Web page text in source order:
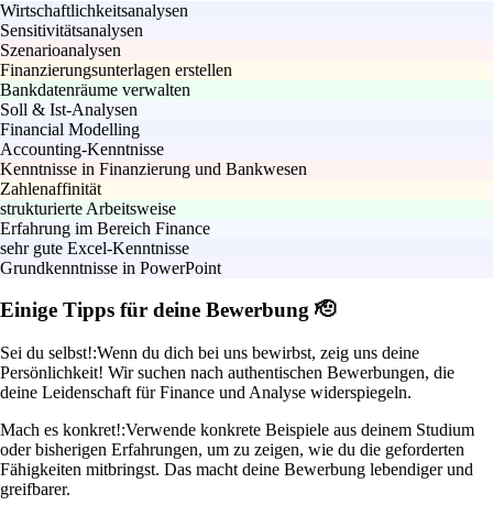
Wirtschaftlichkeitsanalysen
Sensitivitätsanalysen
Szenarioanalysen
Finanzierungsunterlagen erstellen
Bankdatenräume verwalten
Soll & Ist-Analysen
Financial Modelling
Accounting-Kenntnisse
Kenntnisse in Finanzierung und Bankwesen
Zahlenaffinität
strukturierte Arbeitsweise
Erfahrung im Bereich Finance
sehr gute Excel-Kenntnisse
Grundkenntnisse in PowerPoint
Einige Tipps für deine Bewerbung 🫡
Sei du selbst!:Wenn du dich bei uns bewirbst, zeig uns deine
Persönlichkeit! Wir suchen nach authentischen Bewerbungen, die
deine Leidenschaft für Finance und Analyse widerspiegeln.
Mach es konkret!:Verwende konkrete Beispiele aus deinem Studium
oder bisherigen Erfahrungen, um zu zeigen, wie du die geforderten
Fähigkeiten mitbringst. Das macht deine Bewerbung lebendiger und
greifbarer.